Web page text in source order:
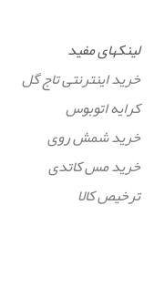
لینکهای مفید
خرید اینترنتی تاج گل
کرایه اتوبوس
خرید شمش روی
خرید مس کاتدی
ترخیص کالا